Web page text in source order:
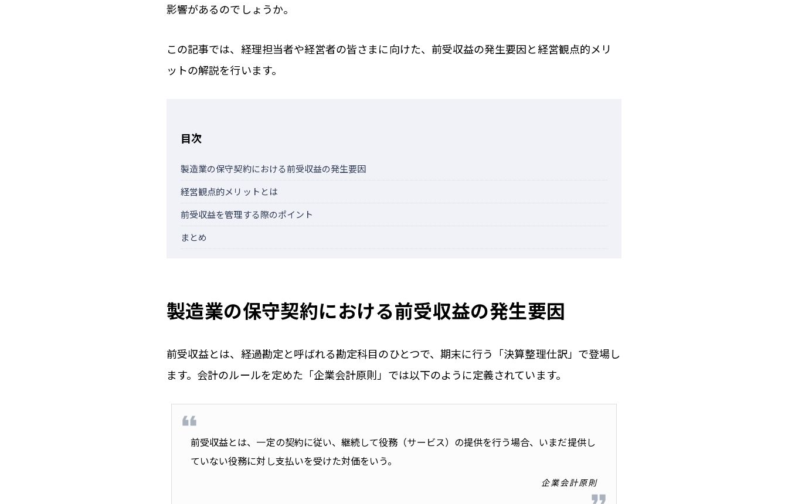
影響があるのでしょうか。
この記事では、経理担当者や経営者の皆さまに向けた、前受収益の発生要因と経営観点的メリ
ットの解説を行います。
目次
製造業の保守契約における前受収益の発生要因
経営観点的メリットとは
前受収益を管理する際のポイント
まとめ
製造業の保守契約における前受収益の発生要因
前受収益とは、経過勘定と呼ばれる勘定科目のひとつで、期末に行う「決算整理仕訳」で登場し
ます。会計のルールを定めた「企業会計原則」では以下のように定義されています。
前受収益とは、一定の契約に従い、継続して役務（サービス）の提供を行う場合、いまだ提供し
ていない役務に対し支払いを受けた対価をいう。
企業会計原則